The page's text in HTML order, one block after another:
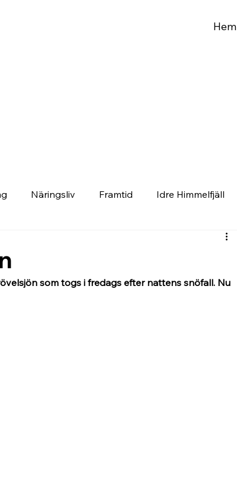
Hem
Näringsliv Framtid Idre Himmelfjäll
som togs i fredags efter nattens snöfall. Nu